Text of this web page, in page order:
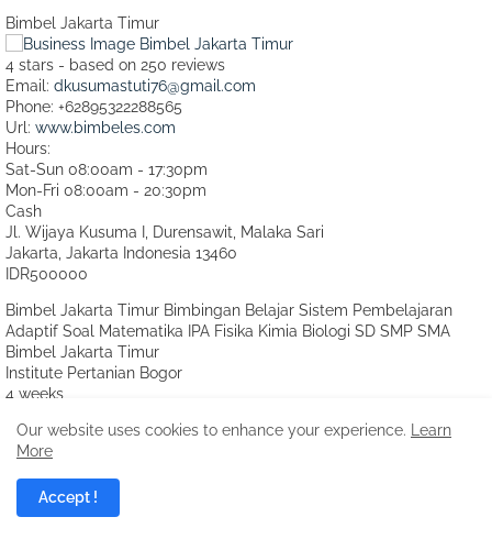
Bimbel Jakarta Timur
4 stars - based on 250 reviews
Email: dkusumastuti76@gmail.com
Phone: +62895322288565
Url: www.bimbeles.com
Hours:
Sat-Sun 08:00am - 17:30pm
Mon-Fri 08:00am - 20:30pm
Cash
Jl. Wijaya Kusuma I, Durensawit, Malaka Sari
Jakarta Jakarta Indonesia 13460
IDR500000
Bimbel Jakarta Timur Bimbingan Belajar Sistem Pembelajaran
Adaptif Soal Matematika IPA Fisika Kimia Biologi SD SMP SMA
Bimbel Jakarta Timur
Institute Pertanian Bogor
4 weeks
Diah Kusumastuti
Owner and Tutor
Bimbel Jakarta Timur
Our website uses cookies to enhance your experience.
Learn
More
Accept !